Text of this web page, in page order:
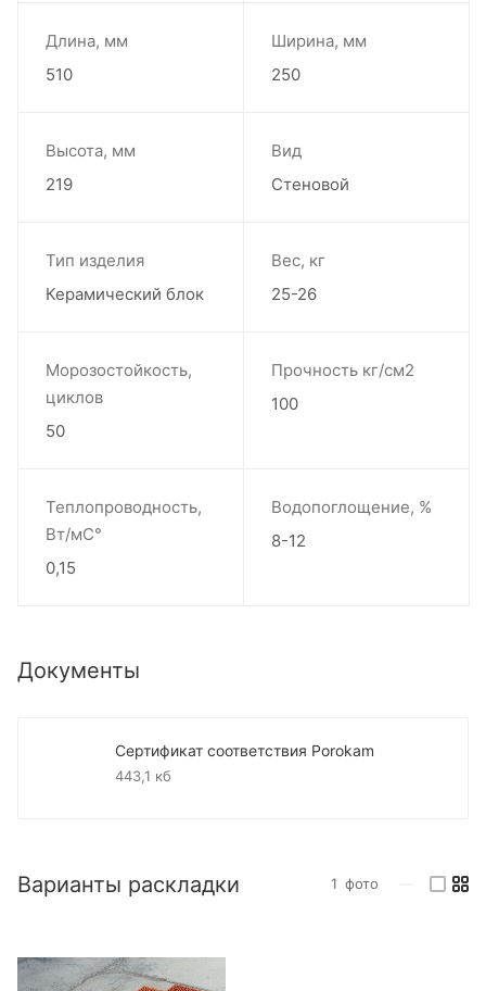
Длина, мм
510
Ширина, мм
250
Высота, мм
219
Вид
Стеновой
Тип изделия
Керамический блок
Вес, кг
25-26
Морозостойкость,
циклов
50
Прочность кг/см2
100
Теплопроводность,
Вт/мС°
0,15
Водопоглощение, %
8-12
Документы
Сертификат соответствия Porokam
443,1 кб
Варианты раскладки 1 фото